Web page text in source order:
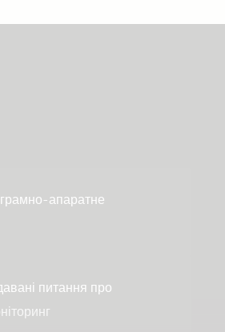
апаратне
питання про